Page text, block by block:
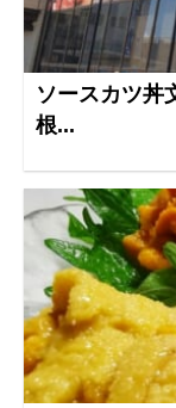
ソースカツ丼
根...